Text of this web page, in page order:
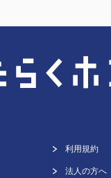
利用規約
法人の方へ